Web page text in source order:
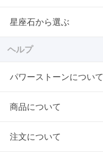
星座石から選ぶ
ヘルプ
パワーストーンについて
商品について
注文について